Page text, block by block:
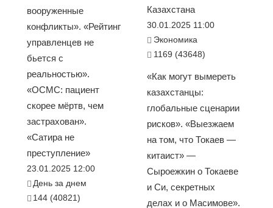
вооруженные
конфликты». «Рейтинг
управленцев не
бьется с
реальностью».
«ОСМС: пациент
скорее мёртв, чем
застрахован».
«Сатира не
преступление»
23.01.2025 12:00
День за днем
144 (40821)
Казахстана
30.01.2025 11:00
Экономика
1169 (43648)
«Как могут вымереть
казахстанцы:
глобальные сценарии
рисков». «Выезжаем
на том, что Токаев —
китаист» —
Сыроежкин о Токаеве
и Си, секретных
делах и о Масимове».